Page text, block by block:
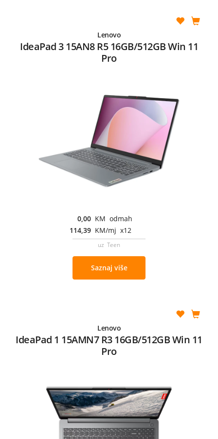
Lenovo
IdeaPad 3 15AN8 R5 16GB/512GB Win 11
Pro
0,00 KM odmah
114,39 KM/mj x12
uz Teen
Saznaj više
Lenovo
IdeaPad 1 15AMN7 R3 16GB/512GB Win 11
Pro